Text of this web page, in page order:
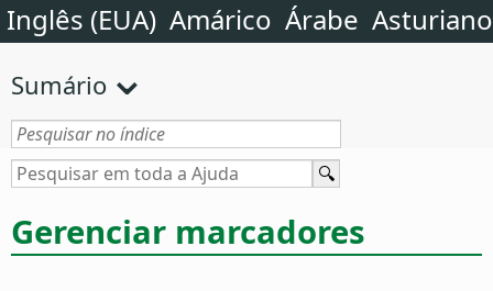
Inglês (EUA) Amárico Árabe Asturiano
Sumário
Gerenciar marcadores